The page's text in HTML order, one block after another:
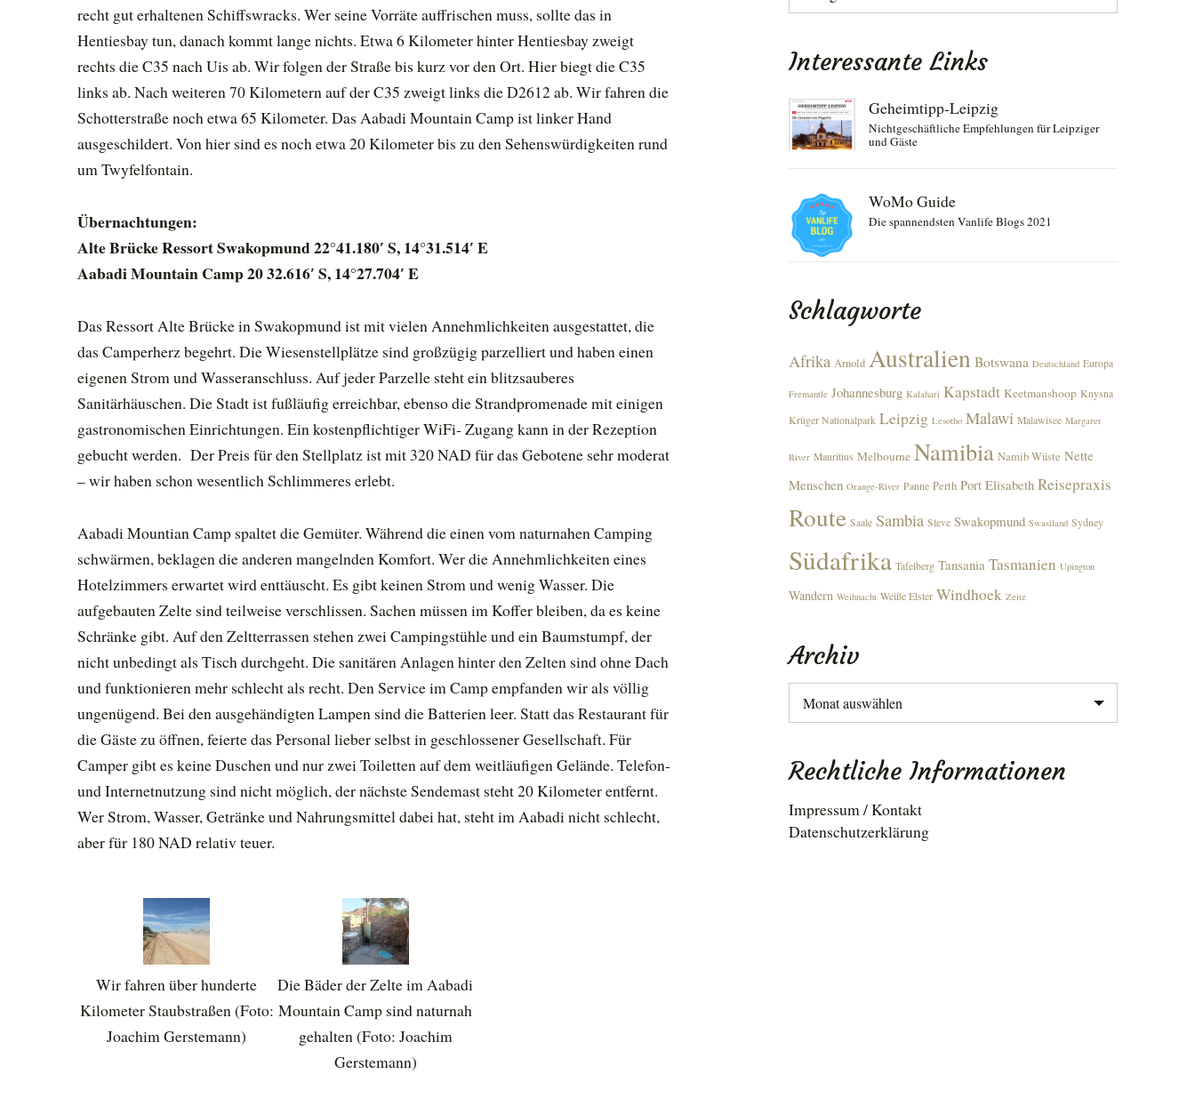
recht gut erhaltenen Schiffswracks. Wer seine Vorräte auffrischen muss, sollte das in
Hentiesbay tun, danach kommt lange nichts. Etwa 6 Kilometer hinter Hentiesbay zweigt
rechts die C35 nach Uis ab. Wir folgen der Straße bis kurz vor den Ort. Hier biegt die C35
links ab. Nach weiteren 70 Kilometern auf der C35 zweigt links die D2612 ab. Wir fahren die
Schotterstraße noch etwa 65 Kilometer. Das Aabadi Mountain Camp ist linker Hand
ausgeschildert. Von hier sind es noch etwa 20 Kilometer bis zu den Sehenswürdigkeiten rund
um Twyfelfontain.
Übernachtungen:
Alte Brücke Ressort Swakopmund 22°41.180′ S, 14°31.514′ E
Aabadi Mountain Camp 20 32.616′ S, 14°27.704′ E
Das Ressort Alte Brücke in Swakopmund ist mit vielen Annehmlichkeiten ausgestattet, die
das Camperherz begehrt. Die Wiesenstellplätze sind großzügig parzelliert und haben einen
eigenen Strom und Wasseranschluss. Auf jeder Parzelle steht ein blitzsauberes
Sanitärhäuschen. Die Stadt ist fußläufig erreichbar, ebenso die Strandpromenade mit einigen
gastronomischen Einrichtungen. Ein kostenpflichtiger WiFi- Zugang kann in der Rezeption
gebucht werden. Der Preis für den Stellplatz ist mit 320 NAD für das Gebotene sehr moderat
– wir haben schon wesentlich Schlimmeres erlebt.
Aabadi Mountian Camp spaltet die Gemüter. Während die einen vom naturnahen Camping
schwärmen, beklagen die anderen mangelnden Komfort. Wer die Annehmlichkeiten eines
Hotelzimmers erwartet wird enttäuscht. Es gibt keinen Strom und wenig Wasser. Die
aufgebauten Zelte sind teilweise verschlissen. Sachen müssen im Koffer bleiben, da es keine
Schränke gibt. Auf den Zeltterrassen stehen zwei Campingstühle und ein Baumstumpf, der
nicht unbedingt als Tisch durchgeht. Die sanitären Anlagen hinter den Zelten sind ohne Dach
und funktionieren mehr schlecht als recht. Den Service im Camp empfanden wir als völlig
ungenügend. Bei den ausgehändigten Lampen sind die Batterien leer. Statt das Restaurant für
die Gäste zu öffnen, feierte das Personal lieber selbst in geschlossener Gesellschaft. Für
Camper gibt es keine Duschen und nur zwei Toiletten auf dem weitläufigen Gelände. Telefon-
und Internetnutzung sind nicht möglich, der nächste Sendemast steht 20 Kilometer entfernt.
Wer Strom, Wasser, Getränke und Nahrungsmittel dabei hat, steht im Aabadi nicht schlecht,
aber für 180 NAD relativ teuer.
Wir fahren über hunderte
Kilometer Staubstraßen (Foto:
Joachim Gerstemann)
Die Bäder der Zelte im Aabadi
Mountain Camp sind naturnah
gehalten (Foto: Joachim
Gerstemann)
Interessante Links
Geheimtipp-Leipzig
Nichtgeschäftliche Empfehlungen für Leipziger
und Gäste
WoMo Guide
Die spannendsten Vanlife Blogs 2021
Schlagworte
Afrika Arnold Australien Botswana Deutschland Europa
Fremantle Johannesburg Kalahari Kapstadt Keetmanshoop Knysna
Krüger Nationalpark Leipzig Lesotho Malawi Malawisee Margaret
River Mauritius Melbourne Namibia Namib Wüste Nette
Menschen Orange-River Panne Perth Port Elisabeth Reisepraxis
Route Saale Sambia Steve Swakopmund Swasiland Sydney
Südafrika Tafelberg Tansania Tasmanien Upington
Wandern Weihnacht Weiße Elster Windhoek Zeitz
Archiv
Archiv
Rechtliche Informationen
Impressum / Kontakt
Datenschutzerklärung